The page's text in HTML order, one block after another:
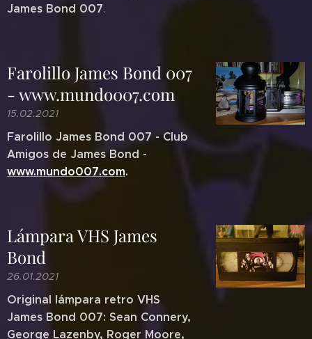
James Bond 007.
Farolillo James Bond 007
- www.mundo007.com
15.02.2021
Farolillo James Bond 007 - Club
Amigos de James Bond -
www.mundo007.com.
Lámpara VHS James
Bond
26.01.2021
Original lámpara retro VHS
James Bond 007: Sean Connery,
George Lazenby, Roger Moore,